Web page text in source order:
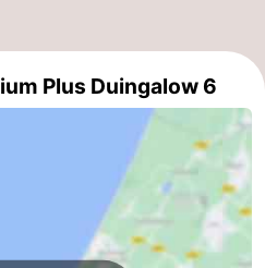
Plus Duingalow 6